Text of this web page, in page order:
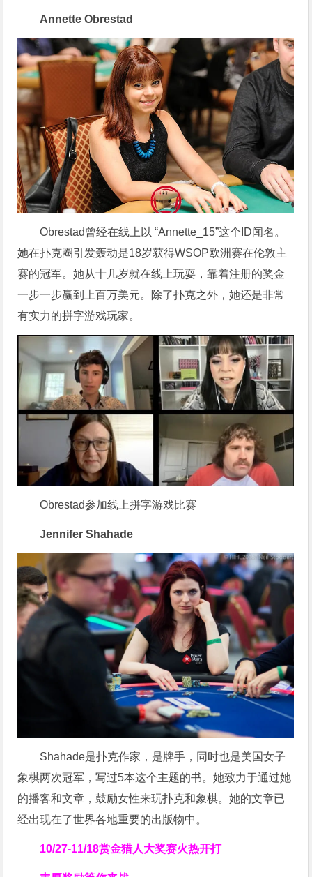
Annette Obrestad
Obrestad曾经在线上以 “Annette_15”这个ID闻名。
她在扑克圈引发轰动是18岁获得WSOP欧洲赛在伦敦主
赛的冠军。她从十几岁就在线上玩耍，靠着注册的奖金
一步一步赢到上百万美元。除了扑克之外，她还是非常
有实力的拼字游戏玩家。
Obrestad参加线上拼字游戏比赛
Jennifer Shahade
Shahade是扑克作家，是牌手，同时也是美国女子
象棋两次冠军，写过5本这个主题的书。她致力于通过她
的播客和文章，鼓励女性来玩扑克和象棋。她的文章已
经出现在了世界各地重要的出版物中。
10/27-11/18赏金猎人大奖赛火热开打